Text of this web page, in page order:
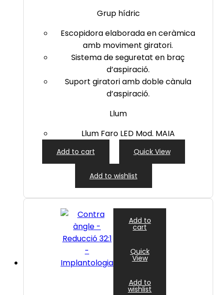
Grup hídric
Escopidora elaborada en ceràmica
amb moviment giratori.
Sistema de seguretat en braç
d’aspiració.
Suport giratori amb doble cànula
d’aspiració.
Llum
Llum Faro LED Mod. MAIA
Add to cart Quick View
Add to wishlist
Add to
cart
Quick
View
Add to
wishlist